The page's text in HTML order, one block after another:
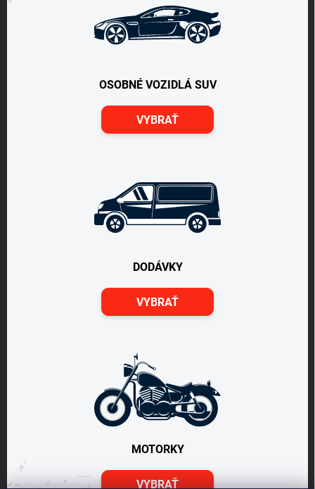
OSOBNÉ VOZIDLÁ SUV
VYBRAŤ
DODÁVKY
VYBRAŤ
MOTORKY
VYBRAŤ